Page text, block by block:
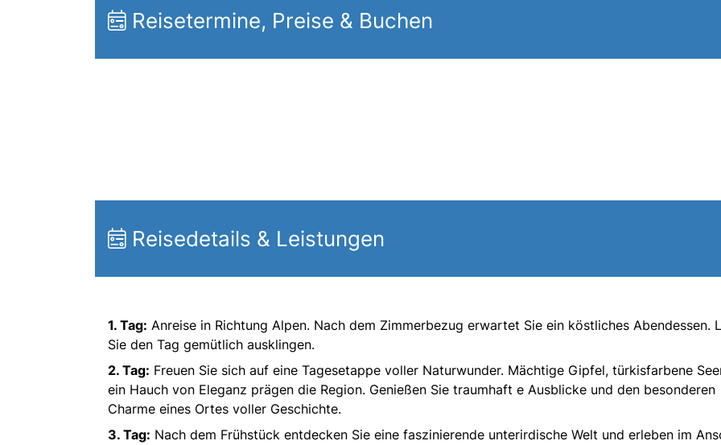
Reisetermine, Preise & Buchen
Reisedetails & Leistungen
1. Tag: Anreise in Richtung Alpen. Nach dem Zimmerbezug erwartet Sie ein köstliches Abendessen.
Sie den Tag gemütlich ausklingen.
2. Tag: Freuen Sie sich auf eine Tagesetappe voller Naturwunder. Mächtige Gipfel, türkisfarbene
ein Hauch von Eleganz prägen die Region. Genießen Sie traumhaft e Ausblicke und den besonderen
Charme eines Ortes voller Geschichte.
3. Tag: Nach dem Frühstück entdecken Sie eine faszinierende unterirdische Welt und erleben im